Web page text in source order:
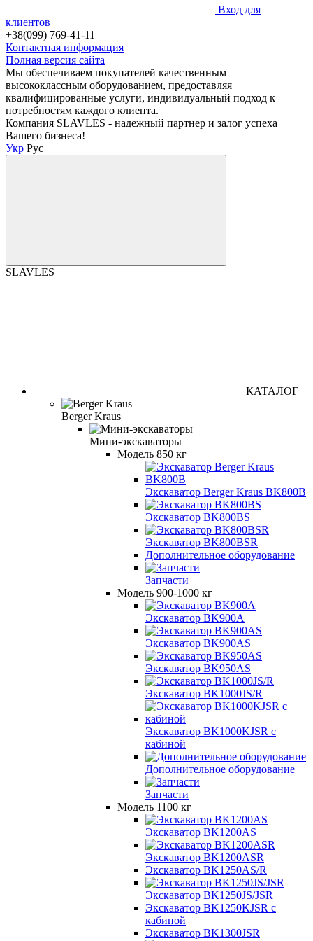
Вход для
клиентов
+38(099) 769-41-11
Контактная информация
Полная версия сайта
Мы обеспечиваем покупателей качественным
высококлассным оборудованием, предоставляя
квалифицированные услуги, индивидуальный подход к
потребностям каждого клиента.
Компания SLAVLES - надежный партнер и залог успеха
Вашего бизнеса!
Укр Рус
SLAVLES
КАТАЛОГ
Berger Kraus
Мини-экскаваторы
Модель 850 кг
Экскаватор Berger Kraus BK800B
Экскаватор BK800BS
Экскаватор BK800BSR
Дополнительное оборудование
Запчасти
Модель 900-1000 кг
Экскаватор BK900A
Экскаватор BK900AS
Экскаватор BK950AS
Экскаватор BK1000JS/R
Экскаватор BK1000KJSR с
кабиной
Дополнительное оборудование
Запчасти
Модель 1100 кг
Экскаватор BK1200AS
Экскаватор BK1200ASR
Экскаватор BK1250AS/R
Экскаватор BK1250JS/JSR
Экскаватор BK1250KJSR с
кабиной
Экскаватор BK1300JSR